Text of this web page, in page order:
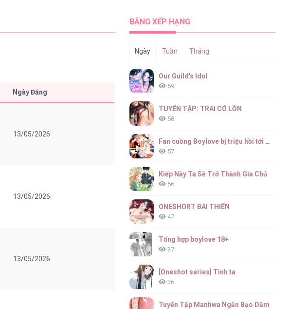
Ngày Đăng
13/05/2026
13/05/2026
13/05/2026
BẢNG XẾP HẠNG
Ngày Tuần Tháng
Our Guild's Idol
59
TUYỂN TẬP: TRAI CÓ LỒN
58
Fan cuồng Boylove bị triệu hồi tới một thế giới lạ
57
Kiếp Này Ta Sẽ Trở Thành Gia Chủ
56
ONESHORT BÁI THIẾN
47
Tổng hợp boylove 18+
37
[Oneshot series] Tình ta
36
Tuyển Tập Manhwa Ngắn Bạo Dăm